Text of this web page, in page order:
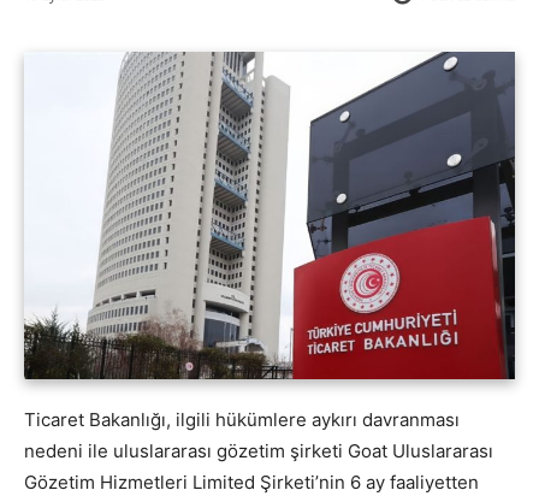
Ticaret Bakanlığı, ilgili hükümlere aykırı davranması
nedeni ile uluslararası gözetim şirketi Goat Uluslararası
Gözetim Hizmetleri Limited Şirketi’nin 6 ay faaliyetten